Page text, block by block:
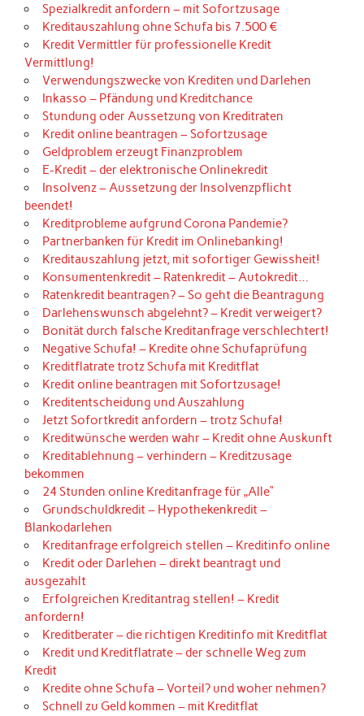
Spezialkredit anfordern – mit Sofortzusage
Kreditauszahlung ohne Schufa bis 7.500 €
Kredit Vermittler für professionelle Kredit
Vermittlung!
Verwendungszwecke von Krediten und Darlehen
Inkasso – Pfändung und Kreditchance
Stundung oder Aussetzung von Kreditraten
Kredit online beantragen – Sofortzusage
Geldproblem erzeugt Finanzproblem
E-Kredit – der elektronische Onlinekredit
Insolvenz – Aussetzung der Insolvenzpflicht
beendet!
Kreditprobleme aufgrund Corona Pandemie?
Partnerbanken für Kredit im Onlinebanking!
Kreditauszahlung jetzt, mit sofortiger Gewissheit!
Konsumentenkredit – Ratenkredit – Autokredit…
Ratenkredit beantragen? – So geht die Beantragung
Darlehenswunsch abgelehnt? – Kredit verweigert?
Bonität durch falsche Kreditanfrage verschlechtert!
Negative Schufa! – Kredite ohne Schufaprüfung
Kreditflatrate trotz Schufa mit Kreditflat
Kredit online beantragen mit Sofortzusage!
Kreditentscheidung und Auszahlung
Jetzt Sofortkredit anfordern – trotz Schufa!
Kreditwünsche werden wahr – Kredit ohne Auskunft
Kreditablehnung – verhindern – Kreditzusage
bekommen
24 Stunden online Kreditanfrage für „Alle“
Grundschuldkredit – Hypothekenkredit –
Blankodarlehen
Kreditanfrage erfolgreich stellen – Kreditinfo online
Kredit oder Darlehen – direkt beantragt und
ausgezahlt
Erfolgreichen Kreditantrag stellen! – Kredit
anfordern!
Kreditberater – die richtigen Kreditinfo mit Kreditflat
Kredit und Kreditflatrate – der schnelle Weg zum
Kredit
Kredite ohne Schufa – Vorteil? und woher nehmen?
Schnell zu Geld kommen – mit Kreditflat